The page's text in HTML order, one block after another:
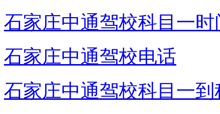
石家庄中通驾校科目一时
石家庄中通驾校电话
石家庄中通驾校科目一